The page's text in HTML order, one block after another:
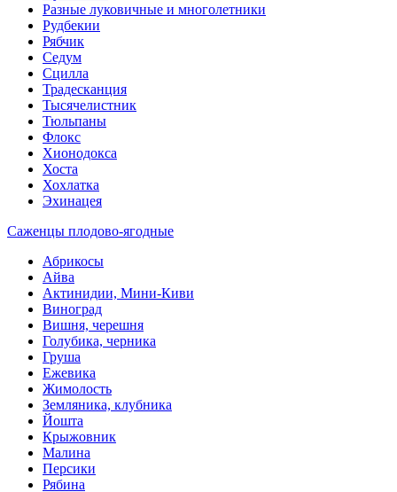
Разные луковичные и многолетники
Рудбекии
Рябчик
Седум
Сцилла
Традесканция
Тысячелистник
Тюльпаны
Флокс
Хионодокса
Хоста
Хохлатка
Эхинацея
Саженцы плодово-ягодные
Абрикосы
Айва
Актинидии, Мини-Киви
Виноград
Вишня, черешня
Голубика, черника
Груша
Ежевика
Жимолость
Земляника, клубника
Йошта
Крыжовник
Малина
Персики
Рябина